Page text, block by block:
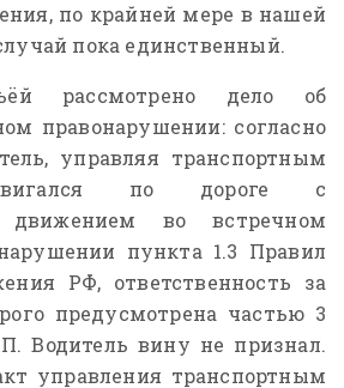
по крайней мере в нашей
пока единственный.
рассмотрено дело об
правонарушении: согласно
управляя транспортным
по дороге с
движением во встречном
пункта 1.3 Правил
РФ, ответственность за
предусмотрена частью 3
Водитель вину не признал.
управления транспортным